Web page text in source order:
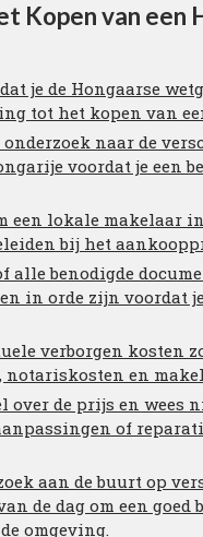
Kopen van een
je de Hongaarse
tot het kopen van
onderzoek naar de
voordat je een
een lokale makelaar
bij het
alle benodigde
in orde zijn voordat
verborgen kosten
notariskosten en
over de prijs en wees
of
aan de buurt op
de dag om een goed
omgeving.